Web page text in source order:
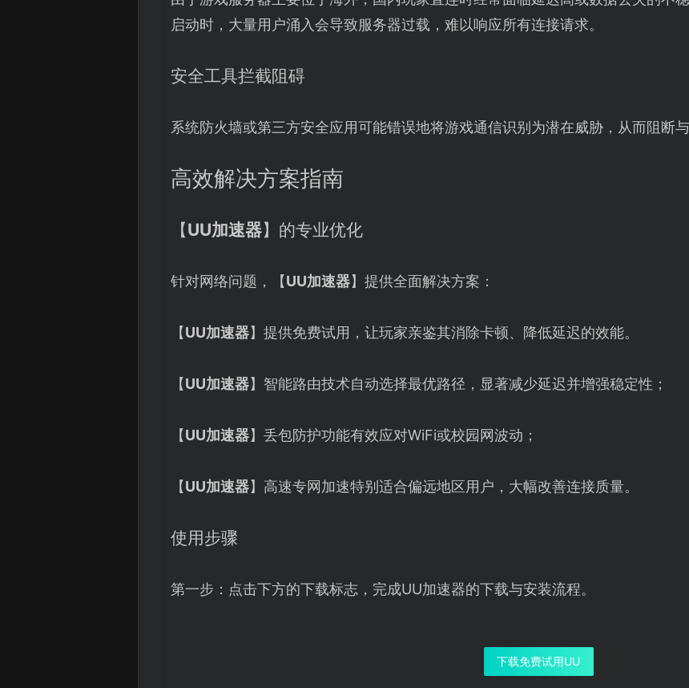
启动时，大量用户涌入会导致服务器过载，难以响应所有连接请求。
安全工具拦截阻碍
系统防火墙或第三方安全应用可能错误地将游戏通信识别为潜在威胁，从而阻断
高效解决方案指南
【UU加速器】的专业优化
针对网络问题，【UU加速器】提供全面解决方案：
【UU加速器】提供免费试用，让玩家亲鉴其消除卡顿、降低延迟的效能。
【UU加速器】智能路由技术自动选择最优路径，显著减少延迟并增强稳定性；
【UU加速器】丢包防护功能有效应对WiFi或校园网波动；
【UU加速器】高速专网加速特别适合偏远地区用户，大幅改善连接质量。
使用步骤
第一步：点击下方的下载标志，完成UU加速器的下载与安装流程。
下载免费试用UU